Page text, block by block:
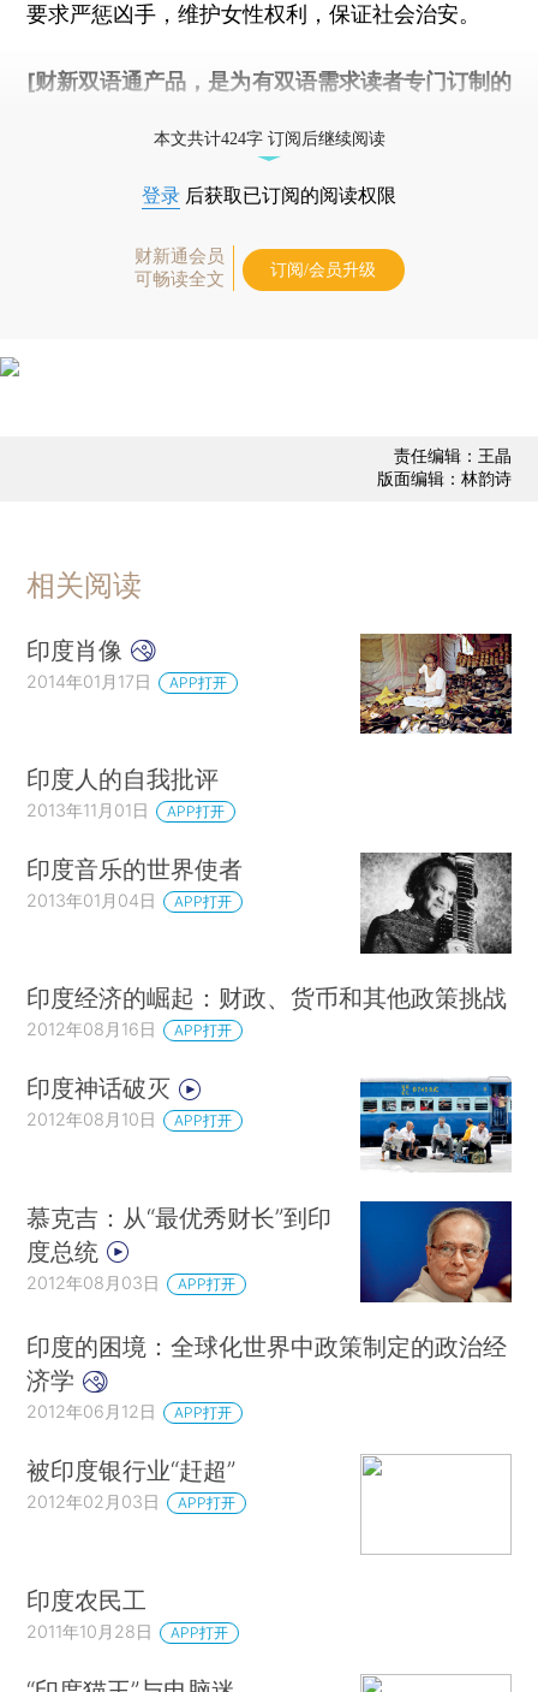
要求严惩凶手，维护女性权利，保证社会治安。
[财新双语通产品，是为有双语需求读者专门订制的
本文共计424字 订阅后继续阅读
登录 后获取已订阅的阅读权限
财新通会员
可畅读全文
订阅/会员升级
责任编辑：王晶
版面编辑：林韵诗
相关阅读
印度肖像
2014年01月17日 APP打开
印度人的自我批评
2013年11月01日 APP打开
印度音乐的世界使者
2013年01月04日 APP打开
印度经济的崛起：财政、货币和其他政策挑战
2012年08月16日 APP打开
印度神话破灭
2012年08月10日 APP打开
慕克吉：从“最优秀财长”到印
度总统
2012年08月03日 APP打开
印度的困境：全球化世界中政策制定的政治经
济学
2012年06月12日 APP打开
被印度银行业“赶超”
2012年02月03日 APP打开
印度农民工
2011年10月28日 APP打开